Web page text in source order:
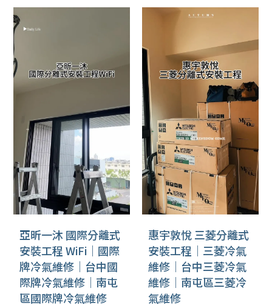
亞昕一沐 國際分離式
安裝工程 WiFi｜國際
牌冷氣維修｜台中國
際牌冷氣維修｜南屯
區國際牌冷氣維修
惠宇敦悅 三菱分離式
安裝工程｜三菱冷氣
維修｜台中三菱冷氣
維修｜南屯區三菱冷
氣維修